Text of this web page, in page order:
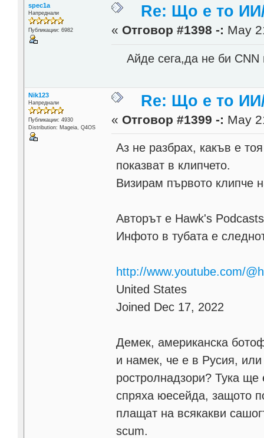
spec1a
Напреднали
Публикации: 6982
Re: Що е то
« Отговор #1398 -: May
Айде сега,да не би
Nik123
Напреднали
Публикации: 4930
Distribution: Mageia, Q4OS
Re: Що е то
« Отговор #1399 -: May
Аз не разбрах, какъв е
показват в клипчето.
Визирам първото клипче
Авторът е Hawk's
Инфото в тубата е
http://www.youtube.com/
United States
Joined Dec 17, 2022
Демек, американска
и намек, че е в Русия,
ростролнадзори? Тука
спряха юесейда, защото
плащат на всякакви
scum.